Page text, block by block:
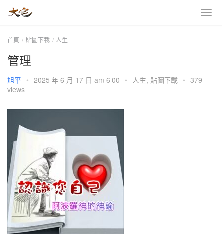
首頁 貼圖下載 人生
管理
旭平 • 2025 年 6 月 17 日 am 6:00 • 人生, 貼圖下載 • 379
views